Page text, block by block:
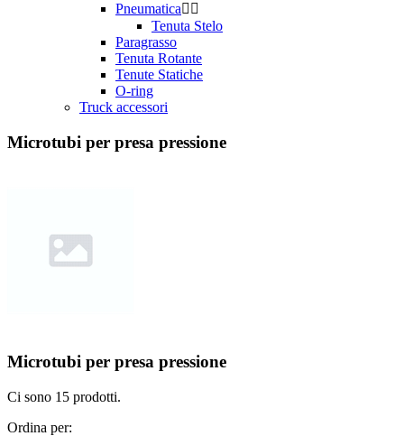
Pneumatica 
Tenuta Stelo
Paragrasso
Tenuta Rotante
Tenute Statiche
O-ring
Truck accessori
Microtubi per presa pressione
Microtubi per presa pressione
Ci sono 15 prodotti.
Ordina per: